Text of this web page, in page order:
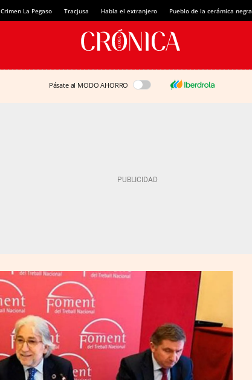
Crimen La Pegaso Tracjusa Habla el extranjero Pueblo de la cerámica negra
Pásate al MODO AHORRO